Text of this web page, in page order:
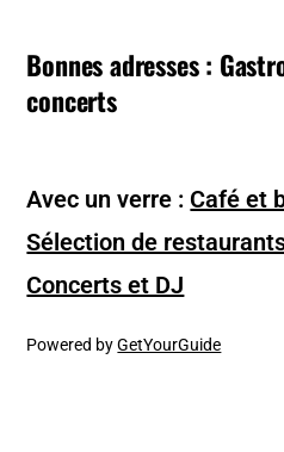
Bonnes adresses :
concerts
Avec un verre : Café et
Sélection de
Concerts et DJ
Powered byGetYourGuide